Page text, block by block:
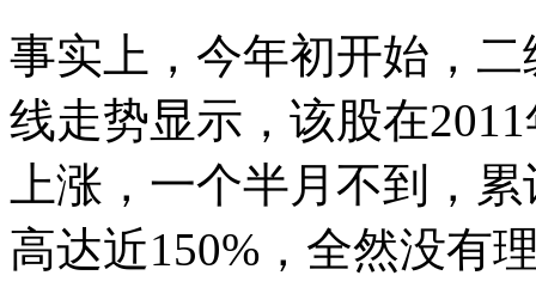
事实上，今年初开始，
线走势显示，该股在
上涨，一个半月不到，
高达近150%，全然没有